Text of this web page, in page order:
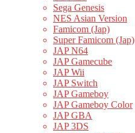
Sega Genesis
NES Asian Version
Famicom (Jap)
Super Famicom (Jap)
JAP N64
JAP Gamecube
JAP Wii
JAP Switch
JAP Gameboy
JAP Gameboy Color
JAP GBA
JAP 3DS